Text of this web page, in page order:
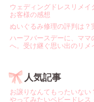
ウェディングドレスリメイ
お客様の感想
ぬいぐるみ修理の評判は
ハーフバースデーに、ママ
へ。受け継ぐ思い出のリメ
人気記事
お譲りなんてもったいな
やってみたいベビードレス